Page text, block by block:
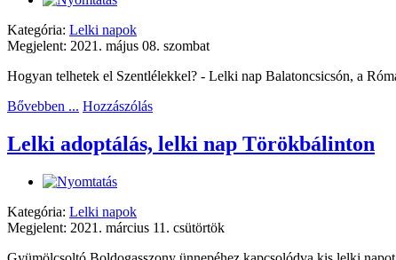
Kategória: Lelki napok
Megjelent: 2021. május 08. szombat
Hogyan telhetek el Szentlélekkel? - Lelki nap Balatoncsicsón, a
Bővebben ... Hozzászólás
Lelki adoptálás, lelki nap Törökbálinton
Kategória: Lelki napok
Megjelent: 2021. március 11. csütörtök